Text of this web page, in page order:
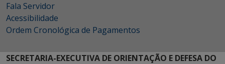
Fala Servidor
Acessibilidade
Ordem Cronológica de Pagamentos
SECRETARIA-EXECUTIVA DE ORIENTAÇÃO E DEFESA DO